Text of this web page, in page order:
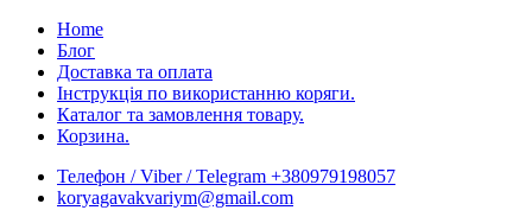
Skip
content
Home
Блог
Доставка та оплата
Інструкція по використанню коряги.
Каталог та замовлення товару.
Корзина.
Телефон / Viber / Telegram +380979198057
koryagavakvariym@gmail.com